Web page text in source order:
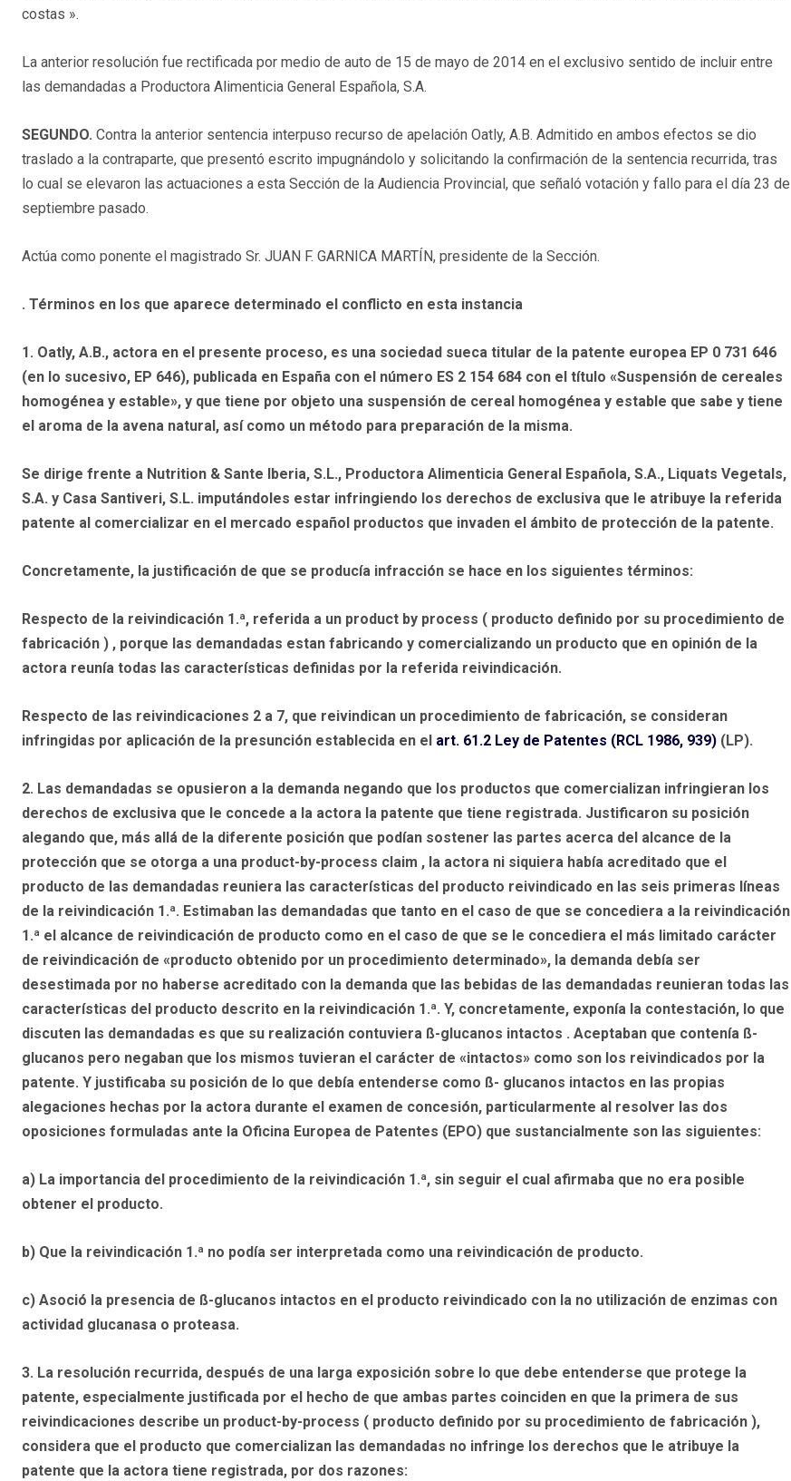
costas ».
La anterior resolución fue rectificada por medio de auto de 15 de mayo de 2014 en el exclusivo sentido de incluir entre
las demandadas a Productora Alimenticia General Española, S.A.
SEGUNDO. Contra la anterior sentencia interpuso recurso de apelación Oatly, A.B. Admitido en ambos efectos se dio
traslado a la contraparte, que presentó escrito impugnándolo y solicitando la confirmación de la sentencia recurrida, tras
lo cual se elevaron las actuaciones a esta Sección de la Audiencia Provincial, que señaló votación y fallo para el día 23 de
septiembre pasado.
Actúa como ponente el magistrado Sr. JUAN F. GARNICA MARTÍN, presidente de la Sección.
. Términos en los que aparece determinado el conflicto en esta instancia
1. Oatly, A.B., actora en el presente proceso, es una sociedad sueca titular de la patente europea EP 0 731 646
(en lo sucesivo, EP 646), publicada en España con el número ES 2 154 684 con el título «Suspensión de cereales
homogénea y estable», y que tiene por objeto una suspensión de cereal homogénea y estable que sabe y tiene
el aroma de la avena natural, así como un método para preparación de la misma.
Se dirige frente a Nutrition & Sante Iberia, S.L., Productora Alimenticia General Española, S.A., Liquats Vegetals,
S.A. y Casa Santiveri, S.L. imputándoles estar infringiendo los derechos de exclusiva que le atribuye la referida
patente al comercializar en el mercado español productos que invaden el ámbito de protección de la patente.
Concretamente, la justificación de que se producía infracción se hace en los siguientes términos:
Respecto de la reivindicación 1.ª, referida a un product by process ( producto definido por su procedimiento de
fabricación ) , porque las demandadas estan fabricando y comercializando un producto que en opinión de la
actora reunía todas las características definidas por la referida reivindicación.
Respecto de las reivindicaciones 2 a 7, que reivindican un procedimiento de fabricación, se consideran
infringidas por aplicación de la presunción establecida en el art. 61.2 Ley de Patentes (RCL 1986, 939) (LP).
2. Las demandadas se opusieron a la demanda negando que los productos que comercializan infringieran los
derechos de exclusiva que le concede a la actora la patente que tiene registrada. Justificaron su posición
alegando que, más allá de la diferente posición que podían sostener las partes acerca del alcance de la
protección que se otorga a una product-by-process claim , la actora ni siquiera había acreditado que el
producto de las demandadas reuniera las características del producto reivindicado en las seis primeras líneas
de la reivindicación 1.ª. Estimaban las demandadas que tanto en el caso de que se concediera a la reivindicación
1.ª el alcance de reivindicación de producto como en el caso de que se le concediera el más limitado carácter
de reivindicación de «producto obtenido por un procedimiento determinado», la demanda debía ser
desestimada por no haberse acreditado con la demanda que las bebidas de las demandadas reunieran todas las
características del producto descrito en la reivindicación 1.ª. Y, concretamente, exponía la contestación, lo que
discuten las demandadas es que su realización contuviera ß-glucanos intactos . Aceptaban que contenía ß-
glucanos pero negaban que los mismos tuvieran el carácter de «intactos» como son los reivindicados por la
patente. Y justificaba su posición de lo que debía entenderse como ß- glucanos intactos en las propias
alegaciones hechas por la actora durante el examen de concesión, particularmente al resolver las dos
oposiciones formuladas ante la Oficina Europea de Patentes (EPO) que sustancialmente son las siguientes:
a) La importancia del procedimiento de la reivindicación 1.ª, sin seguir el cual afirmaba que no era posible
obtener el producto.
b) Que la reivindicación 1.ª no podía ser interpretada como una reivindicación de producto.
c) Asoció la presencia de ß-glucanos intactos en el producto reivindicado con la no utilización de enzimas con
actividad glucanasa o proteasa.
3. La resolución recurrida, después de una larga exposición sobre lo que debe entenderse que protege la
patente, especialmente justificada por el hecho de que ambas partes coinciden en que la primera de sus
reivindicaciones describe un product-by-process ( producto definido por su procedimiento de fabricación ),
considera que el producto que comercializan las demandadas no infringe los derechos que le atribuye la
patente que la actora tiene registrada, por dos razones: